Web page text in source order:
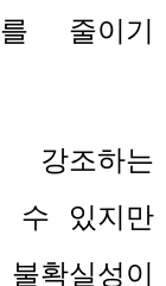
줄이기
조하는
수 있지만
실성이